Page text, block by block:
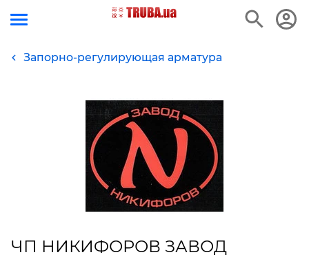
Запорно-регулирующая арматура
ЧП НИКИФОРОВ ЗАВОД